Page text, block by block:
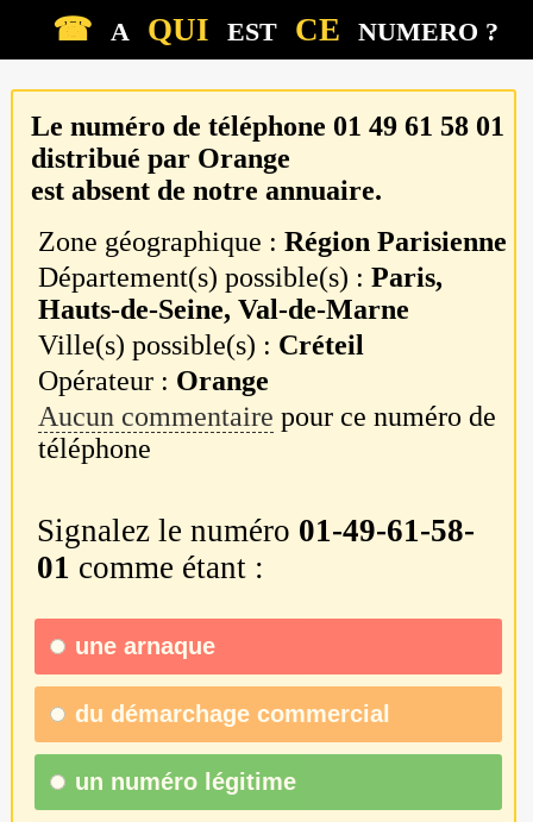
☎ A QUI EST CE NUMERO ?
Le numéro de téléphone 01 49 61 58 01
distribué par Orange
est absent de notre annuaire.
Zone géographique :Région Parisienne
Département(s) possible(s) :Paris,
Hauts-de-Seine, Val-de-Marne
Ville(s) possible(s) : Créteil
Opérateur : Orange
Aucun commentaire pour ce numéro de
téléphone
Signalez le numéro 01-49-61-58-
01 comme étant :
une arnaque
du démarchage commercial
un numéro légitime